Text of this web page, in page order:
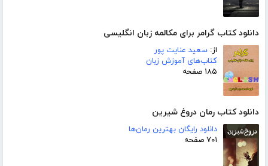
دانلود کتاب گرامر برای مکالمه زبان انگلیسی
از: سعید عنایت پور
کتاب‌های آموزش زبان
۱۸۵ صفحه
دانلود کتاب رمان دروغ شیرین
دانلود رایگان بهترین رمان‌ها
۷۰۱ صفحه